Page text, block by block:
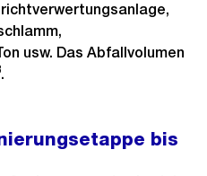
usw. Das Abfallvolumen
.
bis